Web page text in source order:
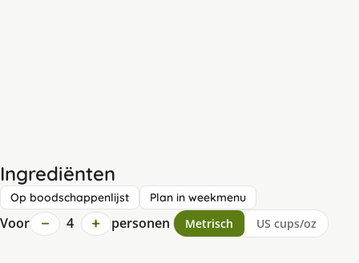
Ingrediënten
Op boodschappenlijst Plan in weekmenu
Voor − 4 + personen Metrisch US cups/oz